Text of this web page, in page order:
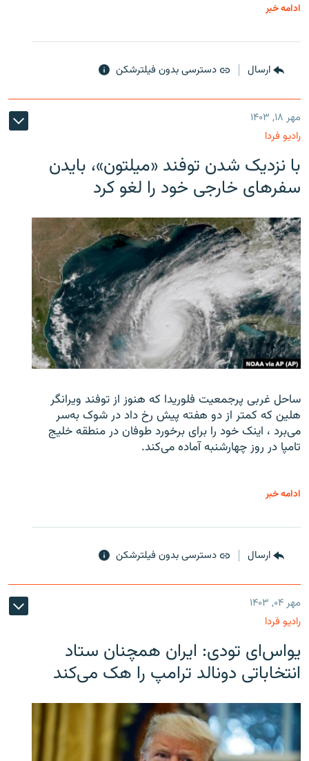
ادامه خبر
ارسال دسترسی بدون فیلترشکن
مهر ۱۸, ۱۴۰۳
رادیو فردا
با نزدیک شدن توفند «میلتون»، بایدن
سفرهای خارجی خود را لغو کرد
ساحل غربی پرجمعیت فلوریدا که هنوز از توفند ویرانگر
هلین که کمتر از دو هفته پیش رخ داد در شوک به‌سر
می‌برد ، اینک خود را برای برخورد طوفان در منطقه خلیج
تامپا در روز چهارشنبه آماده می‌کند.
ادامه خبر
ارسال دسترسی بدون فیلترشکن
مهر ۰۴, ۱۴۰۳
رادیو فردا
یو‌اس‌ای تودی: ایران همچنان ستاد
انتخاباتی دونالد ترامپ را هک می‌کند